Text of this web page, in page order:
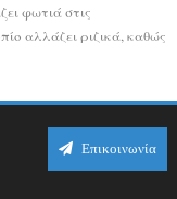
φωτιά στις
αλλάζει ριζικά, καθώς
Επικοινωνία